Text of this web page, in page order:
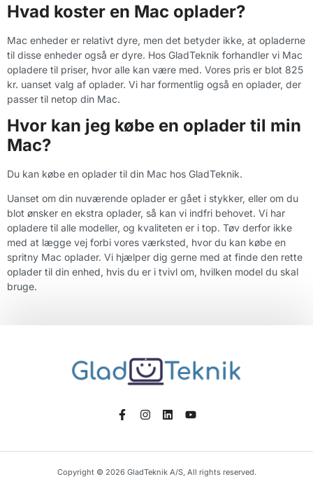
Hvad koster en Mac oplader?
Mac enheder er relativt dyre, men det betyder ikke, at opladerne
til disse enheder også er dyre. Hos GladTeknik forhandler vi Mac
opladere til priser, hvor alle kan være med. Vores pris er blot 825
kr. uanset valg af oplader. Vi har formentlig også en oplader, der
passer til netop din Mac.
Hvor kan jeg købe en oplader til min
Mac?
Du kan købe en oplader til din Mac hos GladTeknik.
Uanset om din nuværende oplader er gået i stykker, eller om du
blot ønsker en ekstra oplader, så kan vi indfri behovet. Vi har
opladere til alle modeller, og kvaliteten er i top. Tøv derfor ikke
med at lægge vej forbi vores værksted, hvor du kan købe en
spritny Mac oplader. Vi hjælper dig gerne med at finde den rette
oplader til din enhed, hvis du er i tvivl om, hvilken model du skal
bruge.
Copyright © 2026 GladTeknik A/S, All rights reserved.